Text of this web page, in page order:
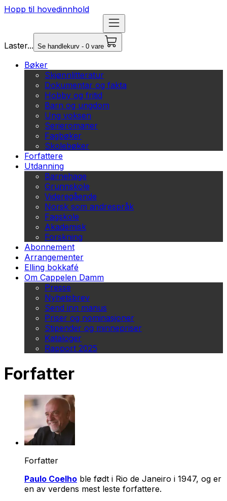
Hopp til hovedinnhold
Laster... Se handlekurv - 0 vare
Bøker
Skjønnlitteratur
Dokumentar og fakta
Hobby og fritid
Barn og ungdom
Ung voksen
Serieromaner
Fagbøker
Skolebøker
Forfattere
Utdanning
Barnehage
Grunnskole
Videregående
Norsk som andrespråk
Fagskole
Akademisk
Forskning
Abonnement
Arrangementer
Elling bokkafé
Om Cappelen Damm
Presse
Nyhetsbrev
Send inn manus
Priser og nominasjoner
Stipender og minnepriser
Kataloger
Rapport 2025
Forfatter
Forfatter
Paulo Coelho ble født i Rio de Janeiro i 1947, og er
en av verdens mest leste forfattere.